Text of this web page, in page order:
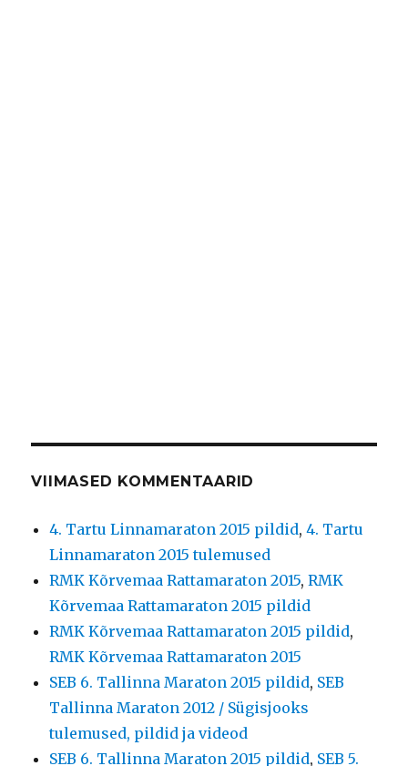
VIIMASED KOMMENTAARID
4. Tartu Linnamaraton 2015 pildid,4. Tartu
Linnamaraton 2015 tulemused
RMK Kõrvemaa Rattamaraton 2015,RMK
Kõrvemaa Rattamaraton 2015 pildid
RMK Kõrvemaa Rattamaraton 2015 pildid,
RMK Kõrvemaa Rattamaraton 2015
SEB 6. Tallinna Maraton 2015 pildid, SEB
Tallinna Maraton 2012 / Sügisjooks
tulemused, pildid ja videod
SEB 6. Tallinna Maraton 2015 pildid, SEB 5.